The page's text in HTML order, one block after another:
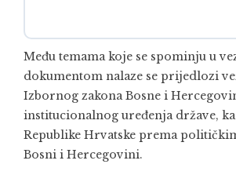
Među temama koje se spominju u
dokumentom nalaze se prijedlozi
Izbornog zakona Bosne i
institucionalnog uređenja države,
Republike Hrvatske prema
Bosni i Hercegovini.